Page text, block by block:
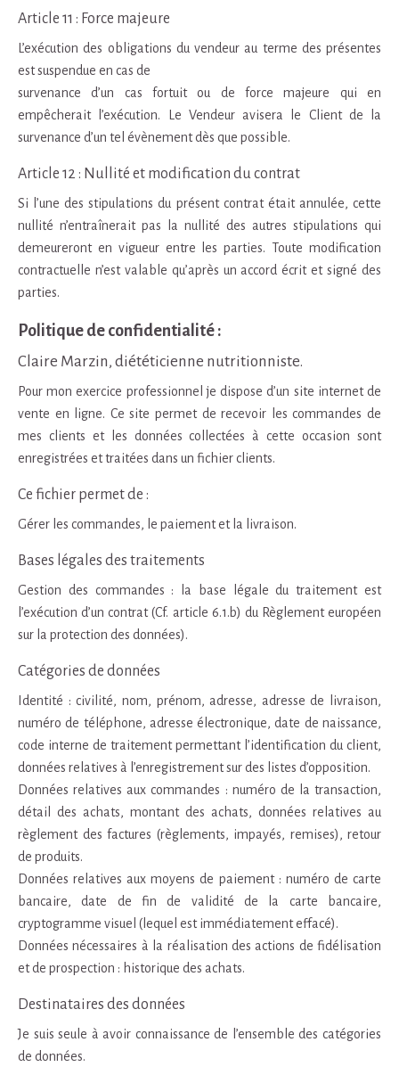
Article 11 : Force majeure
L’exécution des obligations du vendeur au terme des présentes
est suspendue en cas de
survenance d’un cas fortuit ou de force majeure qui en
empêcherait l’exécution. Le Vendeur avisera le Client de la
survenance d’un tel évènement dès que possible.
Article 12 : Nullité et modification du contrat
Si l’une des stipulations du présent contrat était annulée, cette
nullité n’entraînerait pas la nullité des autres stipulations qui
demeureront en vigueur entre les parties. Toute modification
contractuelle n’est valable qu’après un accord écrit et signé des
parties.
Politique de confidentialité :
Claire Marzin, diététicienne nutritionniste.
Pour mon exercice professionnel je dispose d’un site internet de
vente en ligne. Ce site permet de recevoir les commandes de
mes clients et les données collectées à cette occasion sont
enregistrées et traitées dans un fichier clients.
Ce fichier permet de :
Gérer les commandes, le paiement et la livraison.
Bases légales des traitements
Gestion des commandes : la base légale du traitement est
l’exécution d’un contrat (Cf. article 6.1.b) du Règlement européen
sur la protection des données).
Catégories de données
Identité : civilité, nom, prénom, adresse, adresse de livraison,
numéro de téléphone, adresse électronique, date de naissance,
code interne de traitement permettant l’identification du client,
données relatives à l’enregistrement sur des listes d’opposition.
Données relatives aux commandes : numéro de la transaction,
détail des achats, montant des achats, données relatives au
règlement des factures (règlements, impayés, remises), retour
de produits.
Données relatives aux moyens de paiement : numéro de carte
bancaire, date de fin de validité de la carte bancaire,
cryptogramme visuel (lequel est immédiatement effacé).
Données nécessaires à la réalisation des actions de fidélisation
et de prospection : historique des achats.
Destinataires des données
Je suis seule à avoir connaissance de l’ensemble des catégories
de données.